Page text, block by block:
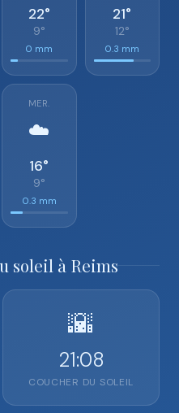
22°
9°
0 mm
21°
12°
0.3 mm
MER.
☁️
16°
9°
0.3 mm
soleil à Reims
🌇
21:08
COUCHER DU SOLEIL